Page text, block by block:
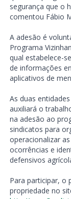
segurança que o
comentou Fábio
A adesão é
Programa
qual estabelece-
de informações
aplicativos de
As duas
auxiliará o
na adesão ao
sindicatos para
operacionalizar
ocorrências e
defensivos
Para participar, o
propriedade no